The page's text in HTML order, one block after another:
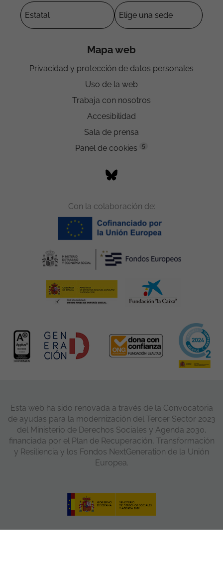
Mapa web
Privacidad y protección de datos personales
Uso de la web
Trabaja con nosotros
Accesibilidad
Sala de prensa
Panel de cookies
5
Con la colaboración de:
Esta web ha sido renovada a través de la Convocatoria
de ayudas para la modernización del Tercer Sector 2023
del Ministerio de Derechos Sociales y Agenda 2030,
financiada por el Plan de Recuperación, Transformación
y Resiliencia y los Fondos NextGeneration de la Unión
Europea.